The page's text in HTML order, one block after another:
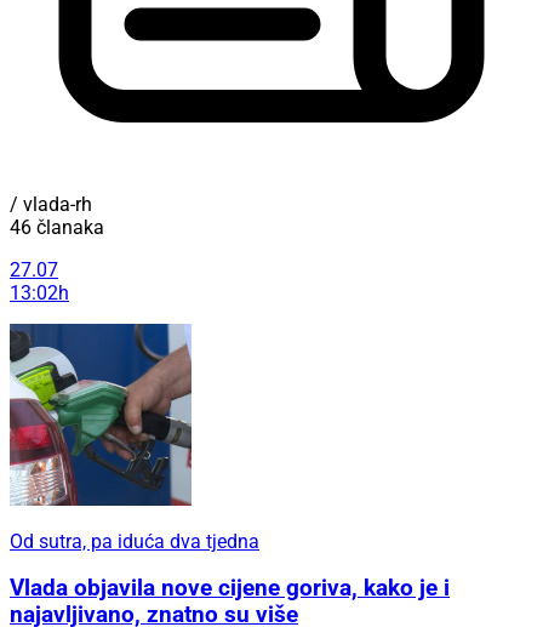
/ vlada-rh
46 članaka
27.07
13:02h
Od sutra, pa iduća dva tjedna
Vlada objavila nove cijene goriva, kako je i
najavljivano, znatno su više